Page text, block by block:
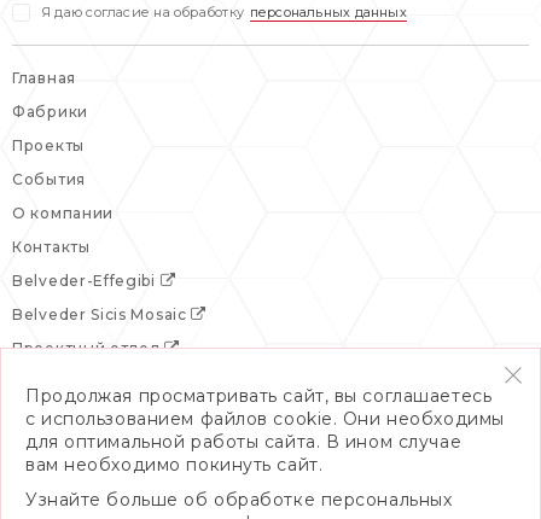
Я даю согласие на обработку персональных данных
Главная
Фабрики
Проекты
События
О компании
Контакты
Belveder-Effegibi
Belveder Sicis Mosaic
Проектный отдел
Продолжая просматривать сайт, вы соглашаетесь
с использованием файлов cookie. Они необходимы
для оптимальной работы сайта. В ином случае
вам необходимо покинуть сайт.
Узнайте больше об обработке персональных